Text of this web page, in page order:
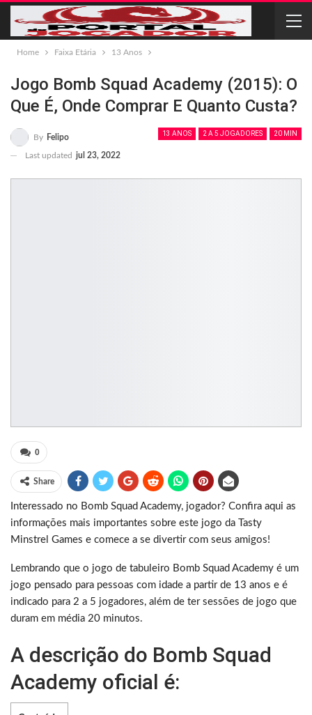
Home Faixa Etária 13 Anos
Jogo Bomb Squad Academy (2015): O
Que É, Onde Comprar E Quanto Custa?
13 ANOS 2 A 5 JOGADORES 20 MIN
By Felipo
Last updated jul 23, 2022
0
Share
Interessado no Bomb Squad Academy, jogador? Confira aqui as
informações mais importantes sobre este jogo da Tasty
Minstrel Games e comece a se divertir com seus amigos!
Lembrando que o jogo de tabuleiro Bomb Squad Academy é um
jogo pensado para pessoas com idade a partir de 13 anos e é
indicado para 2 a 5 jogadores, além de ter sessões de jogo que
duram em média 20 minutos.
A descrição do Bomb Squad
Academy oficial é: